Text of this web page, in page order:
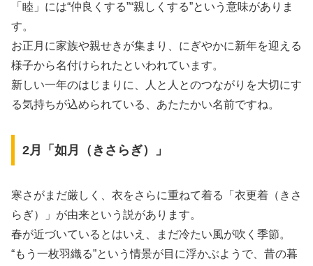
「睦」には“仲良くする”“親しくする”という意味がありま
す。
お正月に家族や親せきが集まり、にぎやかに新年を迎える
様子から名付けられたといわれています。
新しい一年のはじまりに、人と人とのつながりを大切にす
る気持ちが込められている、あたたかい名前ですね。
2月「如月（きさらぎ）」
寒さがまだ厳しく、衣をさらに重ねて着る「衣更着（きさ
らぎ）」が由来という説があります。
春が近づいているとはいえ、まだ冷たい風が吹く季節。
“もう一枚羽織る”という情景が目に浮かぶようで、昔の暮